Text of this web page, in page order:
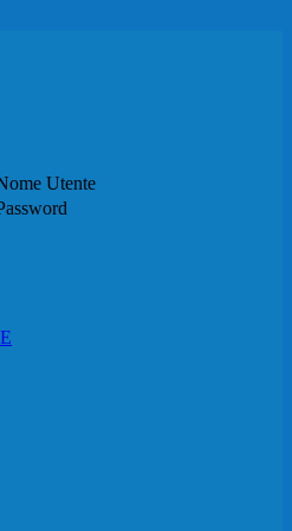
Utente